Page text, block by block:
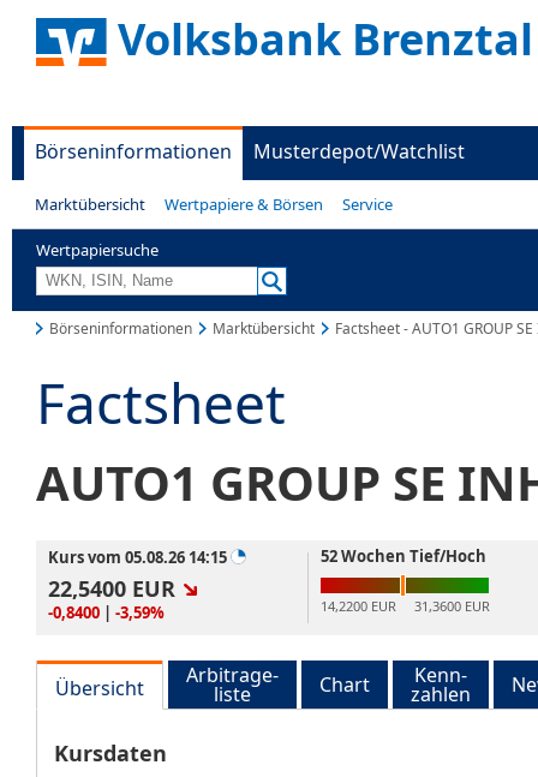
Volksbank Brenztal
Börseninformationen Musterdepot/Watchlist
Marktübersicht Wertpapiere & Börsen Service
Wertpapiersuche
Börseninformationen Marktübersicht Factsheet - AUTO1 GROUP
Factsheet
AUTO1 GROUP SE
Kurs vom 05.08.26 14:15
22,5400 EUR
-0,8400 | -3,59%
52 Wochen Tief/Hoch
14,2200 EUR 31,3600 EUR
Übersicht Arbitrage-
liste Chart Kenn-
zahlen
Kursdaten